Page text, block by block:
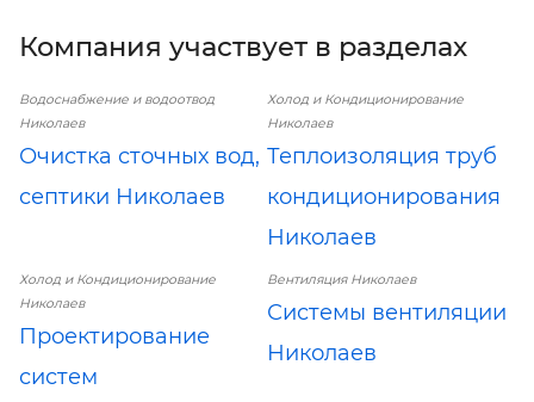
Компания участвует в разделах
Водоснабжение и водоотвод
Николаев
Очистка сточных вод,
септики Николаев
Холод и Кондиционирование
Николаев
Теплоизоляция труб
кондиционирования
Николаев
Холод и Кондиционирование
Николаев
Проектирование
систем
Вентиляция Николаев
Системы вентиляции
Николаев